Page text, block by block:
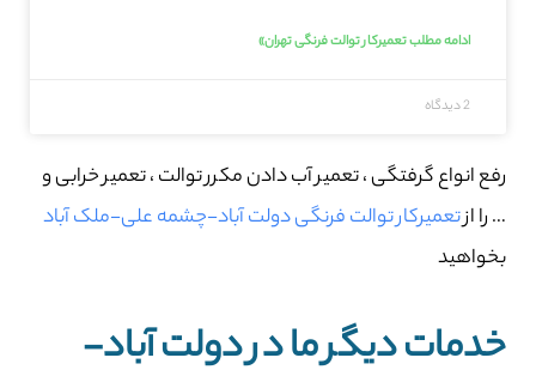
ادامه مطلب تعمیرکار توالت فرنگی تهران»
2 دیدگاه
رفع انواع گرفتگی ، تعمیر آب دادن مکرر توالت ، تعمیر خرابی و
… را ازتعمیرکار توالت فرنگی دولت آباد-چشمه علی-ملک آباد
بخواهید
خدمات دیگر ما در دولت آباد-